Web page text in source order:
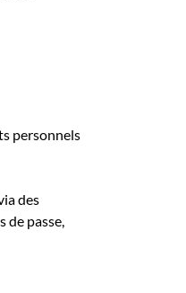
personnels
des
passe,